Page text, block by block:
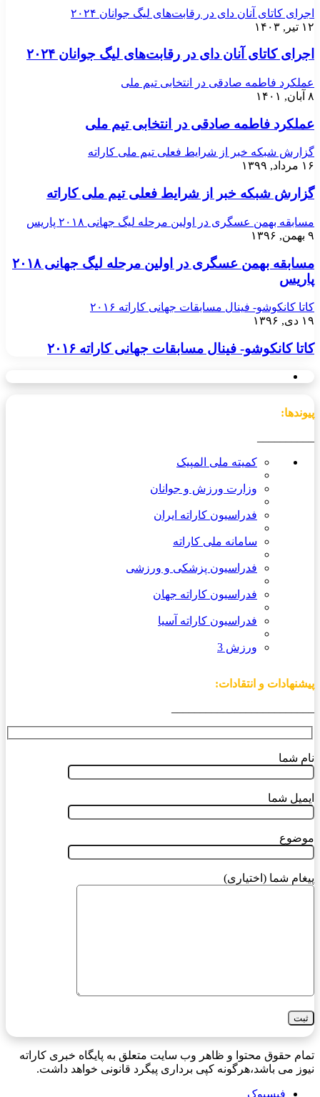
اجرای کاتای آنان دای در رقابت‌های لیگ جوانان ۲۰۲۴
۱۲ تیر, ۱۴۰۳
اجرای کاتای آنان دای در رقابت‌های لیگ جوانان ۲۰۲۴
عملکرد فاطمه صادقی در انتخابی تیم ملی
۸ آبان, ۱۴۰۱
عملکرد فاطمه صادقی در انتخابی تیم ملی
گزارش شبکه خبر از شرایط فعلی تیم ملی کاراته
۱۶ مرداد, ۱۳۹۹
گزارش شبکه خبر از شرایط فعلی تیم ملی کاراته
مسابقه بهمن عسگری در اولین مرحله لیگ جهانی ۲۰۱۸ پاریس
۹ بهمن, ۱۳۹۶
مسابقه بهمن عسگری در اولین مرحله لیگ جهانی ۲۰۱۸
پاریس
کاتا کانکوشو- فینال مسابقات جهانی کاراته ۲۰۱۶
۱۹ دی, ۱۳۹۶
کاتا کانکوشو- فینال مسابقات جهانی کاراته ۲۰۱۶
پیوندها:
کمیته ملی المپیک
وزارت ورزش و جوانان
فدراسیون کاراته ایران
سامانه ملی کاراته
فدراسیون پزشکی و ورزشی
فدراسیون کاراته جهان
فدراسیون کاراته آسیا
ورزش 3
پیشنهادات و انتقادات:
نام شما
ایمیل شما
موضوع
پیغام شما (اختیاری)
تمام حقوق محتوا و ظاهر وب سایت متعلق به پایگاه خبری کاراته
نیوز می باشد،هرگونه کپی برداری پیگرد قانونی خواهد داشت.
فیسبوک